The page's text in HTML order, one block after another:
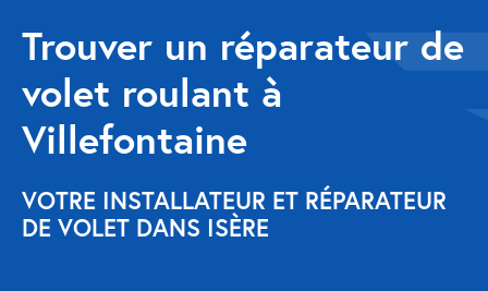
Réparation
Volet roulant Velux
Au-delà de la fenêtre
Réparation store banne
Réparation portail
Trouver un réparateur de
volet roulant à
Villefontaine
VOTRE INSTALLATEUR ET RÉPARATEUR
DE VOLET DANS ISÈRE